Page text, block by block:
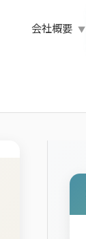
会社概要